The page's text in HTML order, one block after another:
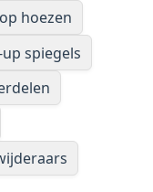
hoezen
spiegels